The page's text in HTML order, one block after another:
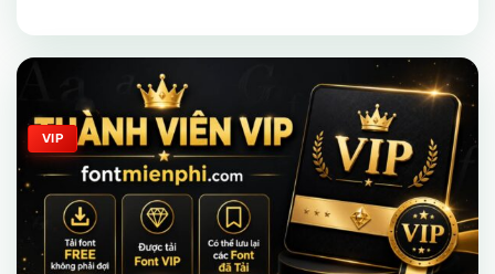
xếp hạng
45 sao
Giảm giá!
VIP